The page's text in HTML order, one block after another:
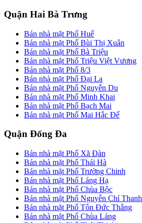
Quận Hai Bà Trưng
Bán nhà mặt Phố Huế
Bán nhà mặt Phố Bùi Thị Xuân
Bán nhà mặt Phố Bà Triệu
Bán nhà mặt Phố Triệu Việt Vương
Bán nhà mặt Phố 8/3
Bán nhà mặt Phố Đại La
Bán nhà mặt Phố Nguyễn Du
Bán nhà mặt Phố Minh Khai
Bán nhà mặt Phố Bạch Mai
Bán nhà mặt Phố Mai Hắc Đế
Quận Đống Đa
Bán nhà mặt Phố Xã Đàn
Bán nhà mặt Phố Thái Hà
Bán nhà mặt Phố Trường Chinh
Bán nhà mặt Phố Láng Hạ
Bán nhà mặt Phố Chùa Bộc
Bán nhà mặt Phố Nguyễn Chí Thanh
Bán nhà mặt Phố Tôn Đức Thắng
Bán nhà mặt Phố Chùa Láng